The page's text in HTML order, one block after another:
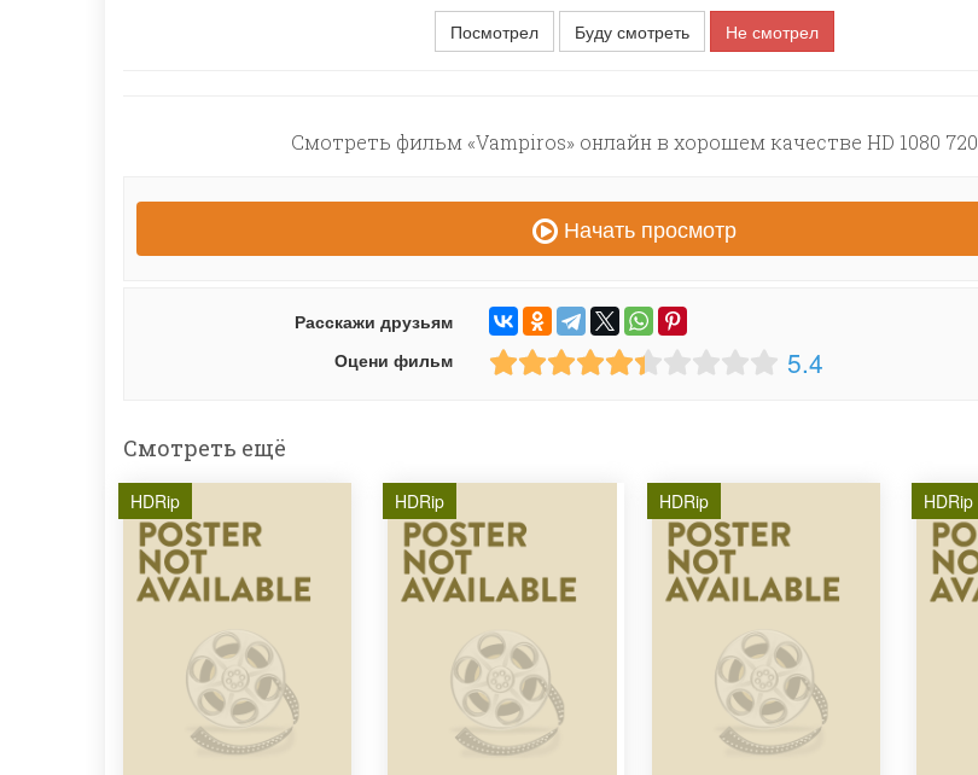
Посмотрел
Буду смотреть Не смотрел
Смотреть фильм «Vampiros» онлайн в хорошем качестве HD 1080 720
Начать просмотр
Расскажи друзьям
Оцени фильм
5.4
Смотреть ещё
HDRip HDRip HDRip HDRip